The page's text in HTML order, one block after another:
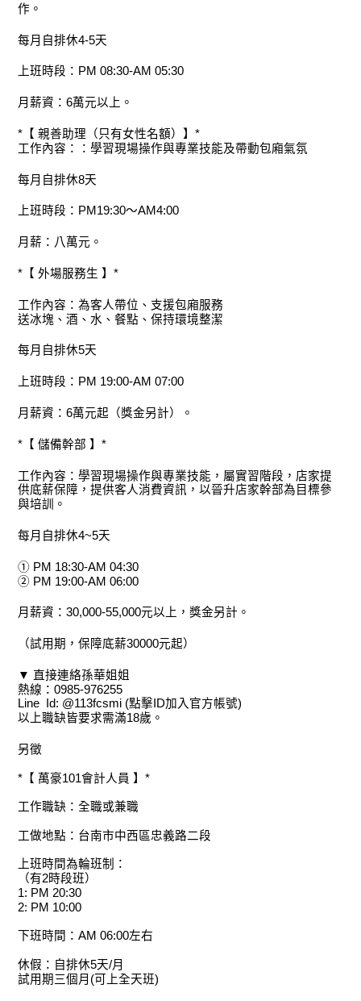
作。
每月自排休4-5天
上班時段：PM 08:30-AM 05:30
月薪資：6萬元以上。
*【 親善助理（只有女性名額）】*
工作內容：：學習現場操作與專業技能及帶動包廂氣氛
每月自排休8天
上班時段：PM19:30～AM4:00
月薪：八萬元。
*【 外場服務生 】*
工作內容：為客人帶位、支援包廂服務
送冰塊、酒、水、餐點、保持環境整潔
每月自排休5天
上班時段：PM 19:00-AM 07:00
月薪資：6萬元起（獎金另計）。
*【 儲備幹部 】*
工作內容：學習現場操作與專業技能，屬實習階段，店家提
供底薪保障，提供客人消費資訊，以晉升店家幹部為目標參
與培訓。
每月自排休4~5天
① PM 18:30-AM 04:30
② PM 19:00-AM 06:00
月薪資：30,000-55,000元以上，獎金另計。
（試用期，保障底薪30000元起）
▼ 直接連絡孫華姐姐
熱線：0985-976255
Line Id: @113fcsmi (點擊ID加入官方帳號)
以上職缺皆要求需滿18歲。
另徵
*【 萬豪101會計人員 】*
工作職缺：全職或兼職
工做地點：台南市中西區忠義路二段
上班時間為輪班制：
（有2時段班）
1: PM 20:30
2: PM 10:00
下班時間：AM 06:00左右
休假：自排休5天/月
試用期三個月(可上全天班)